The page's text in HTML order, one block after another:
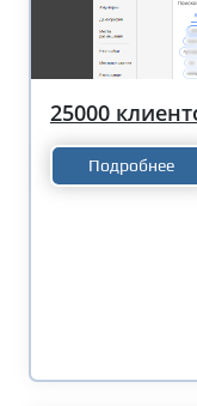
25000
Подробнее